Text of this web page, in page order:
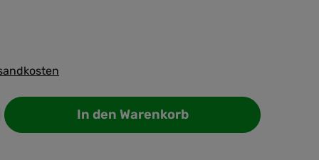
In den Warenkorb